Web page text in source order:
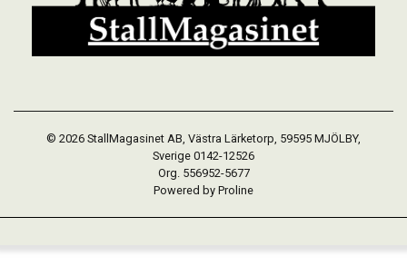
© 2026 StallMagasinet AB, Västra Lärketorp, 59595 MJÖLBY,
Sverige 0142-12526
Org. 556952-5677
Powered by Proline